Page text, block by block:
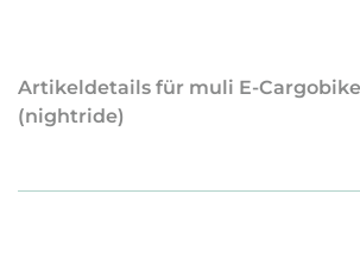
Artikeldetails für muli E-
(nightride)